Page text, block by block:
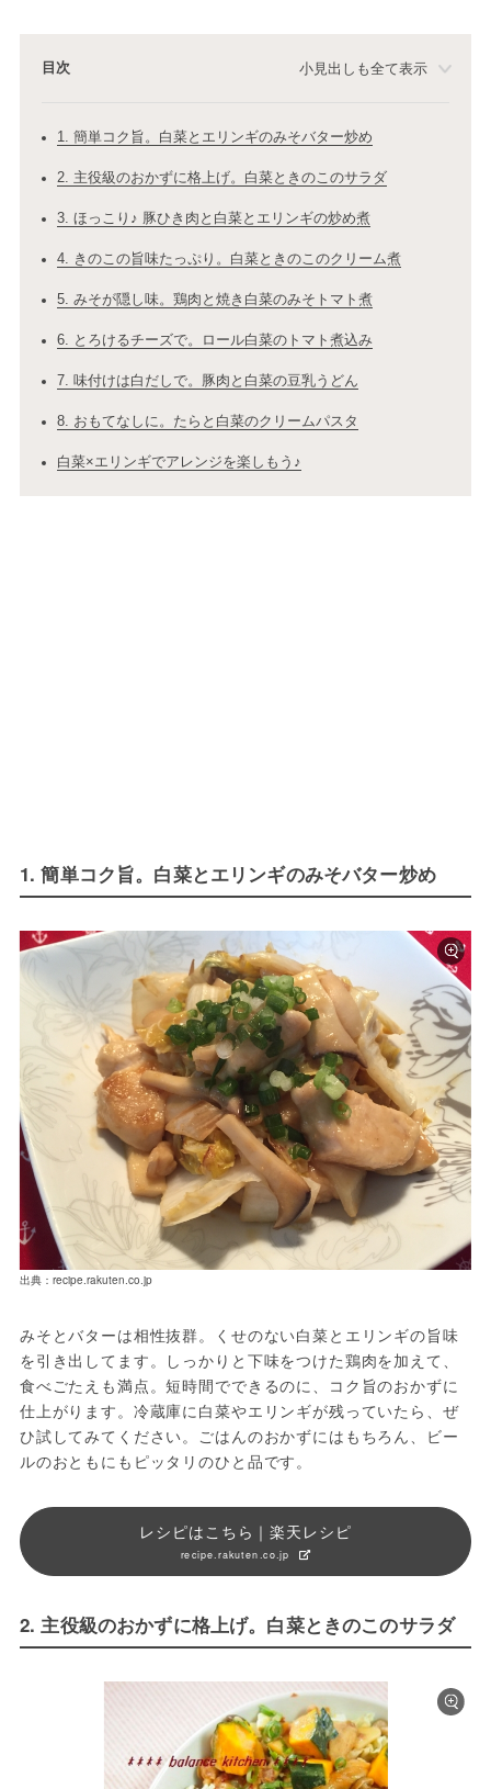
目次 小見出しも全て表示
1. 簡単コク旨。白菜とエリンギのみそバター炒め
2. 主役級のおかずに格上げ。白菜ときのこのサラダ
3. ほっこり♪ 豚ひき肉と白菜とエリンギの炒め煮
4. きのこの旨味たっぷり。白菜ときのこのクリーム煮
5. みそが隠し味。鶏肉と焼き白菜のみそトマト煮
6. とろけるチーズで。ロール白菜のトマト煮込み
7. 味付けは白だしで。豚肉と白菜の豆乳うどん
8. おもてなしに。たらと白菜のクリームパスタ
白菜×エリンギでアレンジを楽しもう♪
1. 簡単コク旨。白菜とエリンギのみそバター炒め
出典：recipe.rakuten.co.jp
みそとバターは相性抜群。くせのない白菜とエリンギの旨味
を引き出してます。しっかりと下味をつけた鶏肉を加えて、
食べごたえも満点。短時間でできるのに、コク旨のおかずに
仕上がります。冷蔵庫に白菜やエリンギが残っていたら、ぜ
ひ試してみてください。ごはんのおかずにはもちろん、ビー
ルのおともにもピッタリのひと品です。
レシピはこちら｜楽天レシピ
recipe.rakuten.co.jp
2. 主役級のおかずに格上げ。白菜ときのこのサラダ